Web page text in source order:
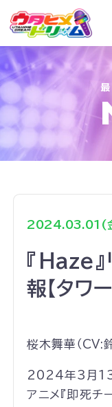
2024.03.01(
『Haze
報【タワ
桜木舞華（CV:
2024年3月13
アニメ『即死チ